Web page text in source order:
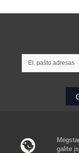
galite